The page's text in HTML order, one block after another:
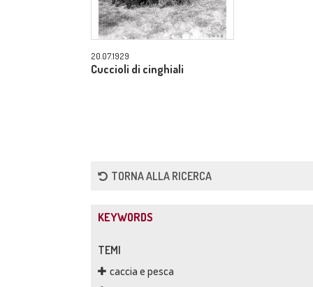
20.07.1929
Cuccioli di cinghiali
TORNA ALLA RICERCA
KEYWORDS
TEMI
caccia e pesca